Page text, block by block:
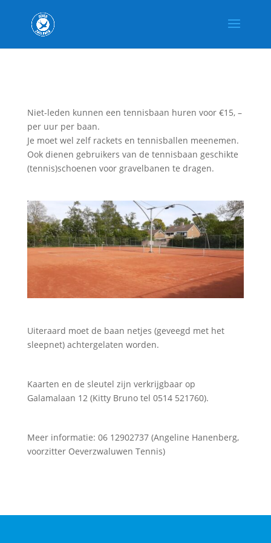
Niet-leden kunnen een tennisbaan huren voor €15, –
per uur per baan.
Je moet wel zelf rackets en tennisballen meenemen.
Ook dienen gebruikers van de tennisbaan geschikte
(tennis)schoenen voor gravelbanen te dragen.
Uiteraard moet de baan netjes (geveegd met het
sleepnet) achtergelaten worden.
Kaarten en de sleutel zijn verkrijgbaar op
Galamalaan 12 (Kitty Bruno tel 0514 521760).
Meer informatie: 06 12902737 (Angeline Hanenberg,
voorzitter Oeverzwaluwen Tennis)